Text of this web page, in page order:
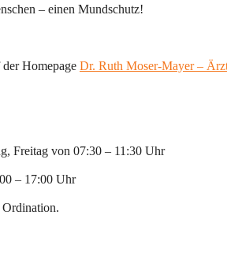
– einen Mundschutz!
Homepage Dr. Ruth Moser-Mayer –
Freitag von 07:30 – 11:30 Uhr
– 17:00 Uhr
Ordination.